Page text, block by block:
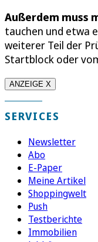
Außerdem muss
tauchen und etwa
weiterer Teil der
Startblock oder
ANZEIGE X
SERVICES
Newsletter
Abo
E-Paper
Meine Artikel
Shoppingwelt
Push
Testberichte
Immobilien